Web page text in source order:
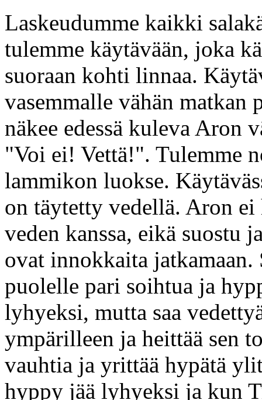
Laskeudumme kaikki
tulemme käytävään, joka
suoraan kohti linnaa.
vasemmalle vähän matkan
näkee edessä kuleva Aron
"Voi ei! Vettä!". Tulemme
lammikon luokse.
on täytetty vedellä. Aron ei
veden kanssa, eikä suostu
ovat innokkaita jatkamaan.
puolelle pari soihtua ja
lyhyeksi, mutta saa
ympärilleen ja heittää sen
vauhtia ja yrittää hypätä
hyppy jää lyhyeksi ja kun